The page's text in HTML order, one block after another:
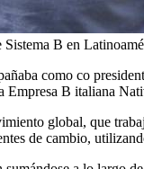
Sistema B en
como co
Empresa B italiana
global, que
de cambio,